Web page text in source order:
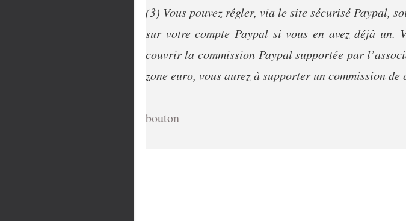
(3) Vous pouvez régler, via le site sécurisé Paypal,
sur votre compte Paypal si vous en avez déjà un.
couvrir la commission Paypal supportée par
zone euro, vous aurez à supporter un commission
bouton